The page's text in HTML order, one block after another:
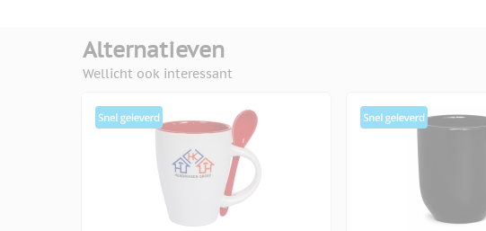
Alternatieven
Wellicht ook interessant